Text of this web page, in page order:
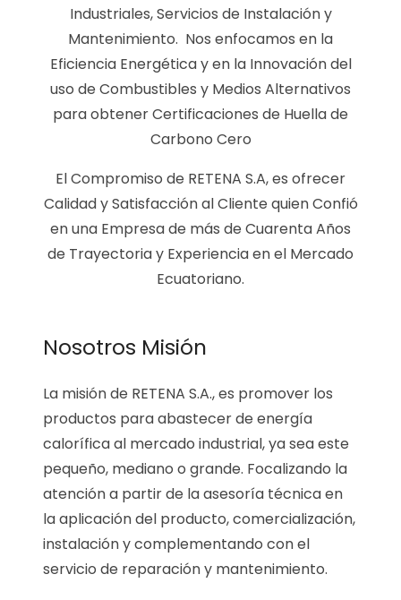
Industriales, Servicios de Instalación y
Mantenimiento. Nos enfocamos en la
Eficiencia Energética y en la Innovación del
uso de Combustibles y Medios Alternativos
para obtener Certificaciones de Huella de
Carbono Cero
El Compromiso de RETENA S.A, es ofrecer
Calidad y Satisfacción al Cliente quien Confió
en una Empresa de más de Cuarenta Años
de Trayectoria y Experiencia en el Mercado
Ecuatoriano.
Nosotros Misión
La misión de RETENA S.A., es promover los
productos para abastecer de energía
calorífica al mercado industrial, ya sea este
pequeño, mediano o grande. Focalizando la
atención a partir de la asesoría técnica en
la aplicación del producto, comercialización,
instalación y complementando con el
servicio de reparación y mantenimiento.